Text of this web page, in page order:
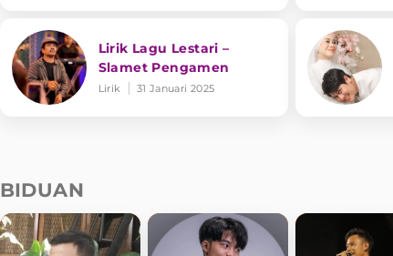
Lirik Lagu Lestari –
Slamet Pengamen
Lirik 31 Januari 2025
BIDUAN